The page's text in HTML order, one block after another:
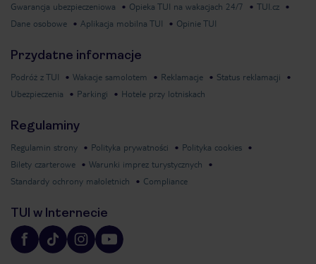
Gwarancja ubezpieczeniowa
Opieka TUI na wakacjach 24/7
TUI.cz
Dane osobowe
Aplikacja mobilna TUI Opinie TUI
Przydatne informacje
Podróż z TUI Wakacje samolotem Reklamacje
Status reklamacji
Ubezpieczenia
Parkingi Hotele przy lotniskach
Regulaminy
Regulamin strony Polityka prywatności
Polityka cookies
Bilety czarterowe
Warunki imprez turystycznych
Standardy ochrony małoletnich
Compliance
TUI w Internecie